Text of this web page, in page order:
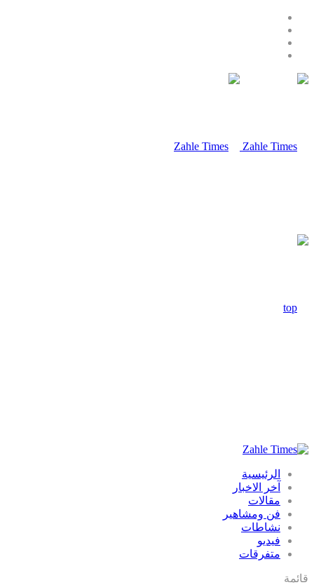
الرئيسية
آخر الاخبار
مقالات
فن ومشاهير
نشاطات
فيديو
متفرقات
قائمة